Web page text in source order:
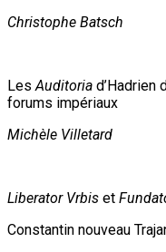
Christophe Batsch
LesAuditoria d’Hadrien
forums impériaux
Michèle Villetard
Liberator Vrbis et
Constantin nouveau